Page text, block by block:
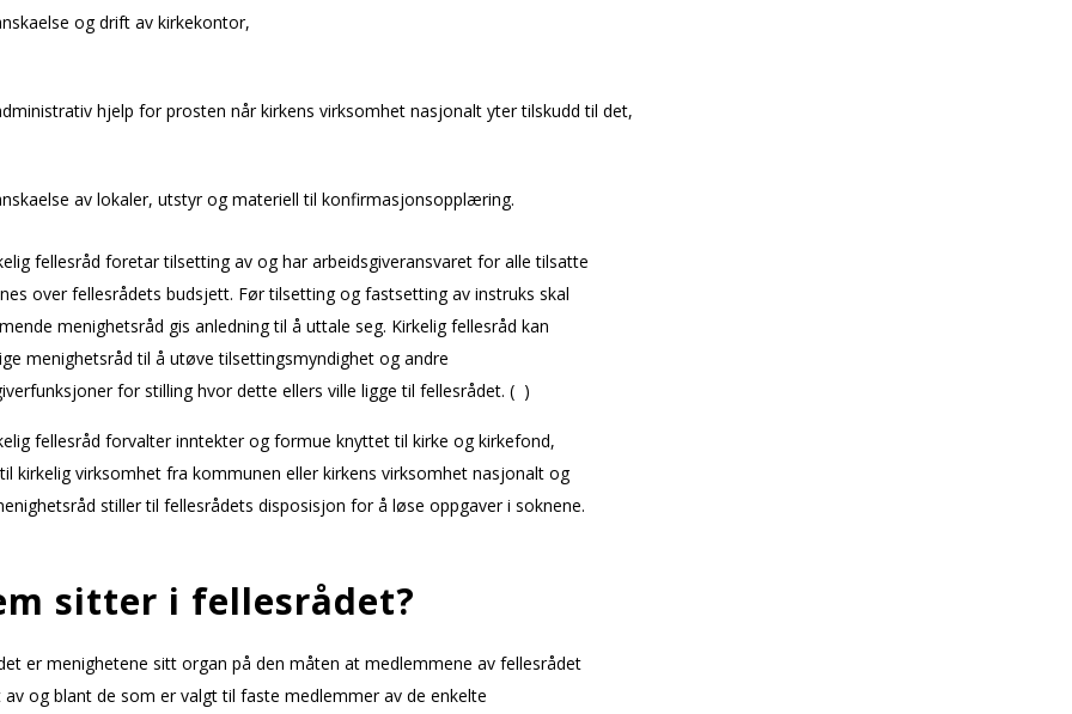
og drift av kirkekontor,
hjelp for prosten når kirkens virksomhet nasjonalt yter tilskudd til det,
av lokaler, utstyr og materiell til konfirmasjonsopplæring.
fellesråd foretar tilsetting av og har arbeidsgiveransvaret for alle tilsatte
over fellesrådets budsjett. Før tilsetting og fastsetting av instruks skal
menighetsråd gis anledning til å uttale seg. Kirkelig fellesråd kan
menighetsråd til å utøve tilsettingsmyndighet og andre
for stilling hvor dette ellers ville ligge til fellesrådet. ( )
fellesråd forvalter inntekter og formue knyttet til kirke og kirkefond,
kirkelig virksomhet fra kommunen eller kirkens virksomhet nasjonalt og
stiller til fellesrådets disposisjon for å løse oppgaver i soknene.
sitter i fellesrådet?
er menighetene sitt organ på den måten at medlemmene av fellesrådet
av og blant de som er valgt til faste medlemmer av de enkelte